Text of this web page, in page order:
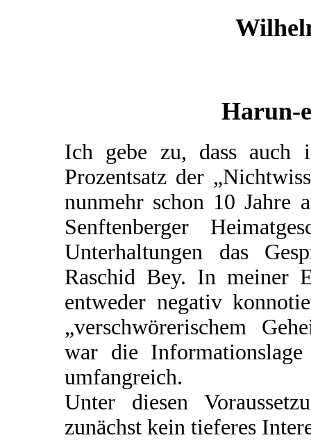
Harun-
Ich gebe zu, dass auch
Prozentsatz der
nunmehr schon 10 Jahre
Senftenberger
Unterhaltungen das
Raschid Bey. In meiner
entweder negativ
„verschwörerischem
war die
umfangreich.
Unter diesen
zunächst kein tieferes